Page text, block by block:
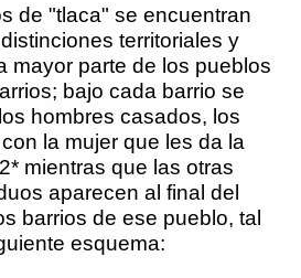
de "tlaca" se encuentran
territoriales y
mayor parte de los pueblos
bajo cada barrio se
hombres casados, los
la mujer que les da la
mientras que las otras
aparecen al final del
barrios de ese pueblo, tal
esquema: